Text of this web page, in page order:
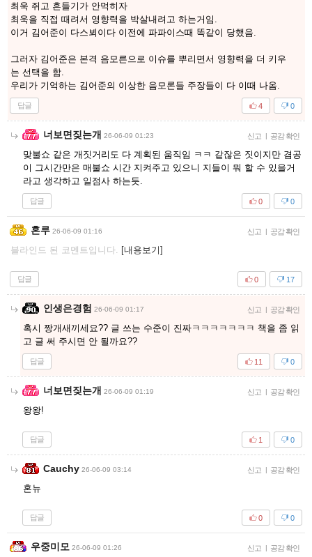
최욱 쥐고 흔들기가 안먹히자
최욱을 직접 때려서 영향력을 박살내려고 하는거임.
이거 김어준이 다스뵈이다 이전에 파파이스때 똑같이 당했음.
그러자 김어준은 본격 음모른으로 이슈를 뿌리면서 영향력을 더 키우
는 선택을 함.
우리가 기억하는 김어준의 이상한 음모론들 주장들이 다 이때 나옴.
답글 0
4
너보면짖는개 26-06-09 01:23 신고 | 공감 확인
맞불쇼 같은 개짓거리도 다 계획된 움직임 ㅋㅋ 같잖은 짓이지만 겸공
이 그시간만은 매불쇼 시간 지켜주고 있으니 지들이 뭐 할 수 있을거
라고 생각하고 일점사 하는듯.
답글 0
0
혼루 26-06-09 01:16 신고 | 공감 확인
블라인드 된 코멘트입니다. [내용보기]
답글 17
0
인생은경험 26-06-09 01:17 신고 | 공감 확인
혹시 짱개새끼세요?? 글 쓰는 수준이 진짜ㅋㅋㅋㅋㅋㅋㅋ 책을 좀 읽
고 글 써 주시면 안 될까요??
답글 0
11
너보면짖는개 26-06-09 01:19 신고 | 공감 확인
왕왕!
답글 0
1
Cauchy 26-06-09 03:14 신고 | 공감 확인
혼뉴
답글 0
0
우중미모 26-06-09 01:26 신고 | 공감 확인